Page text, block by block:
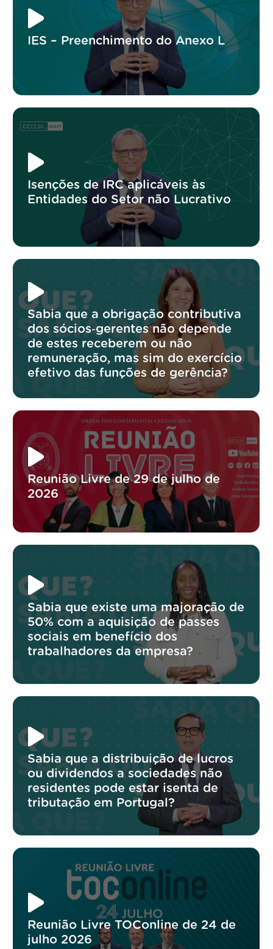
IES – Preenchimento do Anexo L
Isenções de IRC aplicáveis às
Entidades do Setor não Lucrativo
Sabia que a obrigação contributiva
dos sócios‑gerentes não depende
de estes receberem ou não
remuneração, mas sim do exercício
efetivo das funções de gerência?
Reunião Livre de 29 de julho de
2026
Sabia que existe uma majoração de
50% com a aquisição de passes
sociais em benefício dos
trabalhadores da empresa?
Sabia que a distribuição de lucros
ou dividendos a sociedades não
residentes pode estar isenta de
tributação em Portugal?
Reunião Livre TOConline de 24 de
julho 2026